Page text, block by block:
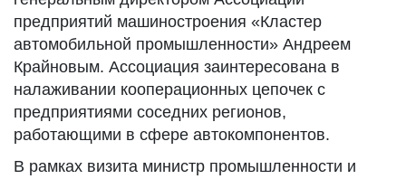
предприятий машиностроения «Кластер
автомобильной промышленности» Андреем
Крайновым. Ассоциация заинтересована в
налаживании кооперационных цепочек с
предприятиями соседних регионов,
работающими в сфере автокомпонентов.
В рамках визита министр промышленности и